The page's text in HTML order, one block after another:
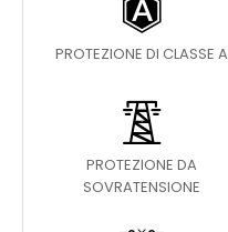
PROTEZIONE DI CLASSE A
PROTEZIONE DA
SOVRATENSIONE